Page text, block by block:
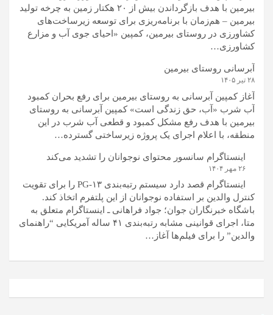
بیرمین با هدف بازگرداندن بیش از ۲۰ هکتار زمین به چرخه تولید
بیرمین – هم‌زمان با برنامه‌ریزی برای توسعه زیرساخت‌های
کشاورزی در روستای بیرمین، کمپین «احیای جوی آب و مزارع
کشاورزی…
آبرسانی روستای بیرمین
۲۸ تیر ۱۴۰۵
آغاز کمپین آبرسانی به روستای بیرمین برای رفع بحران کمبود
آب شرب «آب، حق زندگی است» کمپین آبرسانی به روستای
بیرمین با هدف رفع مشکل کمبود و قطعی آب شرب در این
منطقه، با اعلام اجرای یک پروژه زیرساختی گسترده…
اینستاگرام سانسور محتوای نوجوانان را تشدید می‌کند
۲۶ مهر ۱۴۰۴
اینستاگرام قصد دارد سیستم رتبه‌بندی PG-۱۳ را برای تقویت
کنترل والدین بر استفاده نوجوانان از این پلتفرم اتخاذ کند.
باشگاه خبرنگاران جوان؛ جواد فراهانی ـ اینستاگرام متعلق به
متا، اجرای قوانینی مشابه رتبه‌بندی ۴۱ ساله آمریکایی “راهنمای
والدین” را برای فیلم‌ها آغاز…